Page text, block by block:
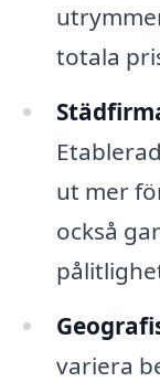
totala
ut mer
också
variera